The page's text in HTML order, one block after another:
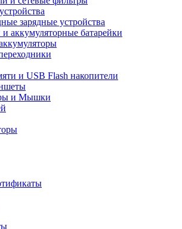
зарядные устройства
и аккумуляторные батарейки
и USB Flash накопители
и Мышки